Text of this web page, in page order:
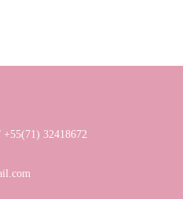
32418672